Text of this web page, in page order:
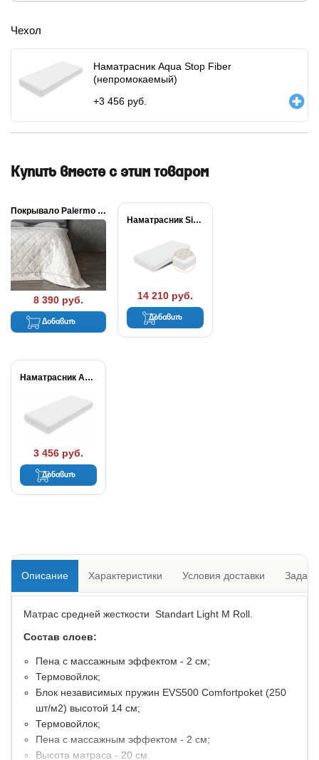
Чехол
Наматрасник Aqua Stop Fiber
(непромокаемый)
+3 456 руб.
Купить вместе с этим товаром
Покрывало Palermo льняное
8 390 руб.
Добавить
Наматрасник Simple Plus
14 210 руб.
Добавить
Наматрасник Aqua Stop...
3 456 руб.
Добавить
Описание Характеристики Условия доставки
Матрас средней жесткости Standart Light M Roll.
Состав слоев:
Пена с массажным эффектом - 2 см;
Термовойлок;
Блок независимых пружин EVS500 Comfortpoket (250
шт/м2) высотой 14 см;
Термовойлок;
Пена с массажным эффектом - 2 см;
Высота матраса - 20 см.